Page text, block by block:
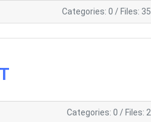
Categories: 0 / Files: 35
Categories: 0 / Files: 2